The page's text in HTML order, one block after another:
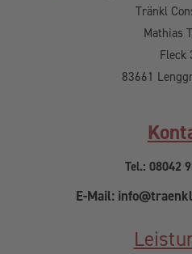
Tränkl
Mathias
Fleck
83661
Tel.: 08042
E-Mail: